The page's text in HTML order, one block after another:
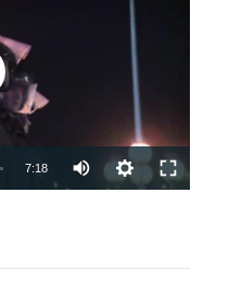
available
7:18